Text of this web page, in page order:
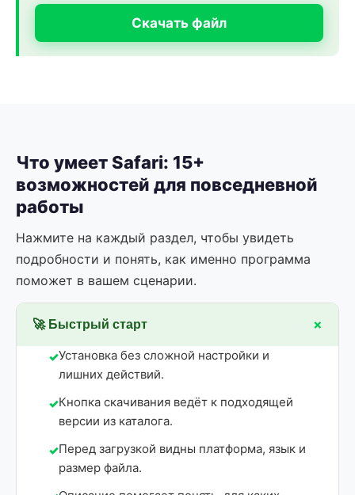
Скачать файл
Что умеет Safari: 15+
возможностей для повседневной
работы
Нажмите на каждый раздел, чтобы увидеть
подробности и понять, как именно программа
поможет в вашем сценарии.
🚀 Быстрый старт +
Установка без сложной настройки и
лишних действий.
Кнопка скачивания ведёт к подходящей
версии из каталога.
Перед загрузкой видны платформа, язык и
размер файла.